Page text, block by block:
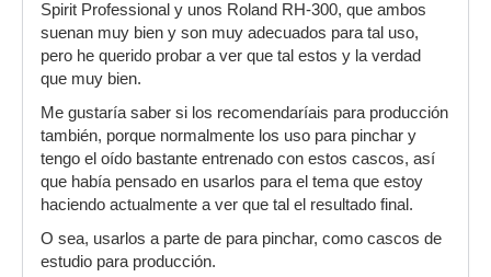
Spirit Professional y unos Roland RH-300, que ambos
suenan muy bien y son muy adecuados para tal uso,
pero he querido probar a ver que tal estos y la verdad
que muy bien.
Me gustaría saber si los recomendaríais para producción
también, porque normalmente los uso para pinchar y
tengo el oído bastante entrenado con estos cascos, así
que había pensado en usarlos para el tema que estoy
haciendo actualmente a ver que tal el resultado final.
O sea, usarlos a parte de para pinchar, como cascos de
estudio para producción.